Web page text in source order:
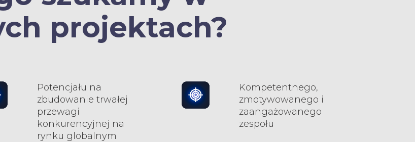
projektach?
Potencjału na
zbudowanie trwałej
przewagi
konkurencyjnej na
rynku globalnym
Kompetentnego,
zmotywowanego i
zaangażowanego
zespołu